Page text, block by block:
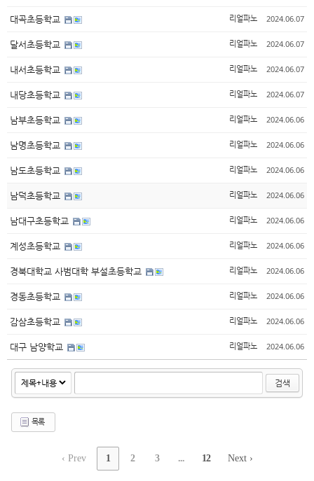
대곡초등학교 리얼파노 2024.06.07
달서초등학교 리얼파노 2024.06.07
내서초등학교 리얼파노 2024.06.07
내당초등학교 리얼파노 2024.06.07
남부초등학교 리얼파노 2024.06.06
남명초등학교 리얼파노 2024.06.06
남도초등학교 리얼파노 2024.06.06
남덕초등학교 리얼파노 2024.06.06
남대구초등학교 리얼파노 2024.06.06
계성초등학교 리얼파노 2024.06.06
경북대학교 사범대학 부설초등학교 리얼파노 2024.06.06
경동초등학교 리얼파노 2024.06.06
감삼초등학교 리얼파노 2024.06.06
대구 남양학교 리얼파노 2024.06.06
검색
목록
‹ Prev 1 2 3 ... 12 Next ›